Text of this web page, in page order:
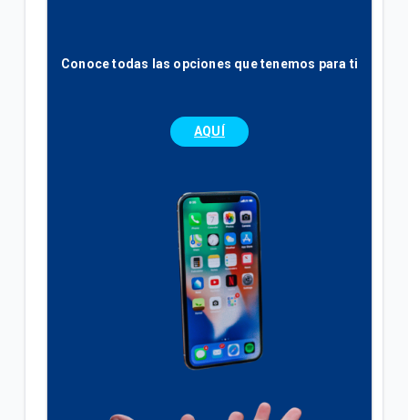
Conoce todas las opciones que tenemos para ti
AQUÍ